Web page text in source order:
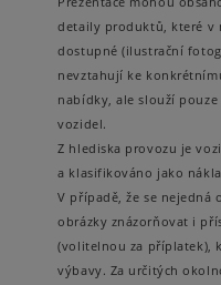
detaily produktů, které v
dostupné (ilustrační
nevztahují ke
nabídky, ale slouží
vozidel.
Z hlediska provozu je
a klasifikováno jako
V případě, že se
obrázky znázorňovat i
(volitelnou za příplatek),
výbavy. Za určitých